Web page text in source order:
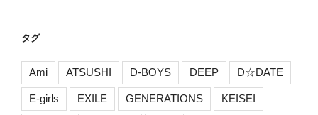
タグ
Ami ATSUSHI D-BOYS DEEP D☆DATE
E-girls EXILE GENERATIONS KEISEI